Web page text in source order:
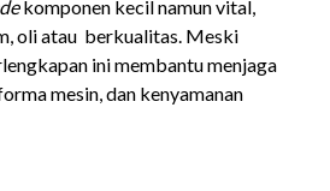
komponen kecil namun vital,
oli atau berkualitas. Meski
ini membantu menjaga
mesin, dan kenyamanan